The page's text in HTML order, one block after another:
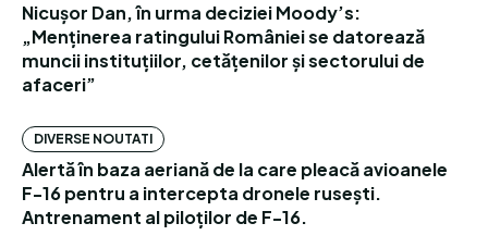
Nicușor Dan, în urma deciziei Moody’s:
„Menținerea ratingului României se datorează
muncii instituțiilor, cetățenilor și sectorului de
afaceri”
DIVERSE NOUTATI
Alertă în baza aeriană de la care pleacă avioanele
F-16 pentru a intercepta dronele rusești.
Antrenament al piloților de F-16.